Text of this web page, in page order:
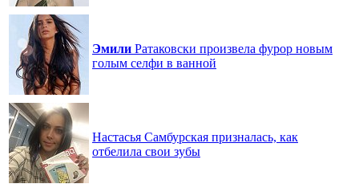
Эмили Ратаковски произвела фурор новым
голым селфи в ванной
Настасья Самбурская призналась, как
отбелила свои зубы